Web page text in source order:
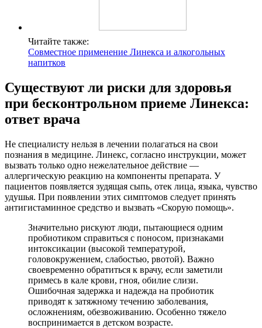
Читайте также:
Совместное применение Линекса и алкогольных
напитков
Существуют ли риски для здоровья
при бесконтрольном приеме Линекса:
ответ врача
Не специалисту нельзя в лечении полагаться на свои
познания в медицине. Линекс, согласно инструкции, может
вызвать только одно нежелательное действие —
аллергическую реакцию на компоненты препарата. У
пациентов появляется зудящая сыпь, отек лица, языка, чувство
удушья. При появлении этих симптомов следует принять
антигистаминное средство и вызвать «Скорую помощь».
Значительно рискуют люди, пытающиеся одним
пробиотиком справиться с поносом, признаками
интоксикации (высокой температурой,
головокружением, слабостью, рвотой). Важно
своевременно обратиться к врачу, если заметили
примесь в кале крови, гноя, обилие слизи.
Ошибочная задержка и надежда на пробиотик
приводят к затяжному течению заболевания,
осложнениям, обезвоживанию. Особенно тяжело
воспринимается в детском возрасте.